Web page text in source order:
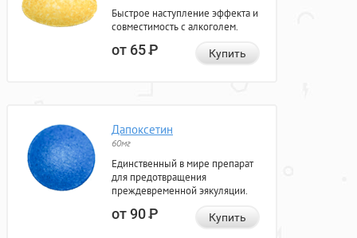
Быстрое наступление эффекта и
совместимость с алкоголем.
от 65Р Купить
Дапоксетин
60мг
Единственный в мире препарат
для предотвращения
преждевременной эякуляции.
от 90Р Купить